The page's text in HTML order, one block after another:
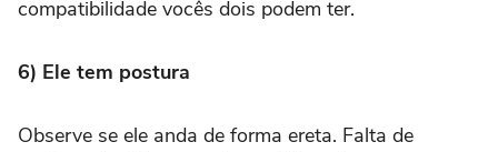
compatibilidade vocês dois podem ter.
6) Ele tem postura
Observe se ele anda de forma ereta. Falta de